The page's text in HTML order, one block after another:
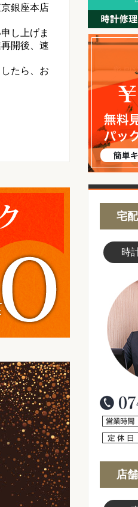
銀座本店
し上げま
開後、速
たら、お
無料見積り配
おかげさまで
宅
時
店